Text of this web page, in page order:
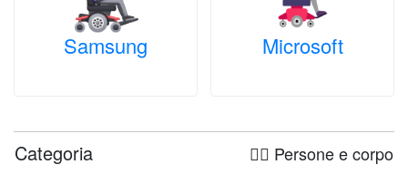
Samsung Microsoft
Categoria 🤦‍♀️ Persone e corpo